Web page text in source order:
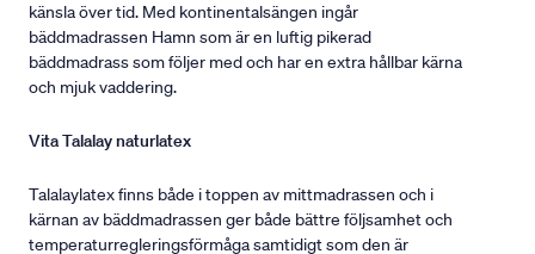
känsla över tid. Med kontinentalsängen ingår
bäddmadrassen Hamn som är en luftig pikerad
bäddmadrass som följer med och har en extra hållbar kärna
och mjuk vaddering.
Vita Talalay naturlatex
Talalaylatex finns både i toppen av mittmadrassen och i
kärnan av bäddmadrassen ger både bättre följsamhet och
temperaturregleringsförmåga samtidigt som den är